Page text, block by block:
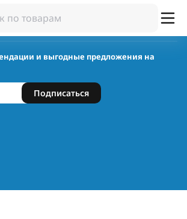
и выгодные предложения на
Подписаться